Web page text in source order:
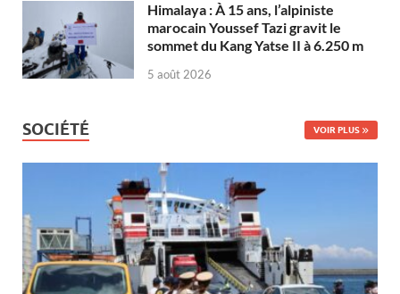
Himalaya : À 15 ans, l’alpiniste
marocain Youssef Tazi gravit le
sommet du Kang Yatse II à 6.250 m
5 août 2026
SOCIÉTÉ VOIR PLUS